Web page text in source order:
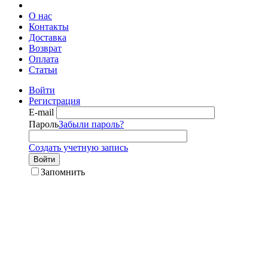
О нас
Контакты
Доставка
Возврат
Оплата
Статьи
Войти
Регистрация
E-mail
ПарольЗабыли пароль?
Создать учетную запись
Войти
Запомнить